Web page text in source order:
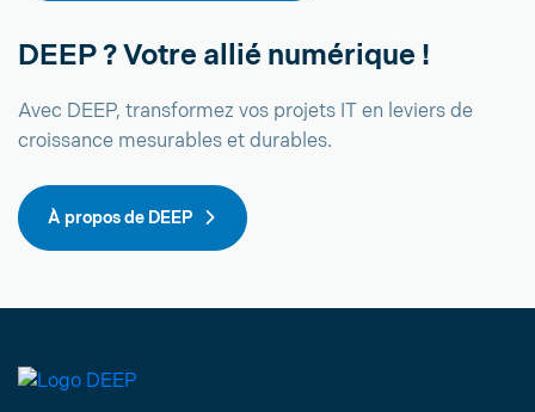
DEEP ? Votre allié numérique !
Avec DEEP, transformez vos projets IT en leviers de
croissance mesurables et durables.
À propos de DEEP